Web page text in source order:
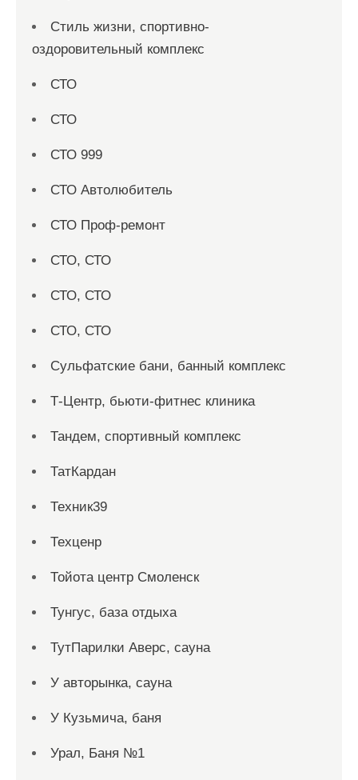
Стиль жизни, спортивно-
оздоровительный комплекс
СТО
СТО
СТО 999
СТО Автолюбитель
СТО Проф-ремонт
СТО, СТО
СТО, СТО
СТО, СТО
Сульфатские бани, банный комплекс
Т-Центр, бьюти-фитнес клиника
Тандем, спортивный комплекс
ТатКардан
Техник39
Техценр
Тойота центр Смоленск
Тунгус, база отдыха
ТутПарилки Аверс, сауна
У авторынка, сауна
У Кузьмича, баня
Урал, Баня №1